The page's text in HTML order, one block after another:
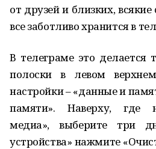
от друзей и близких,
все заботливо хранится в
В телеграме это делается
полоски в левом
настройки – «данные и
памяти». Наверху, где
медиа», выберите три
устройства» нажмите